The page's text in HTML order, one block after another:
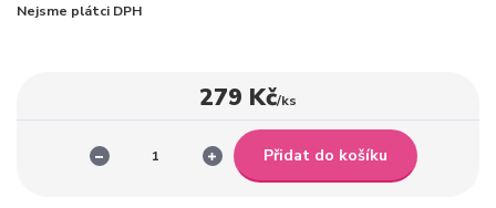
Nejsme plátci DPH
279 Kč/ks
Přidat do košíku